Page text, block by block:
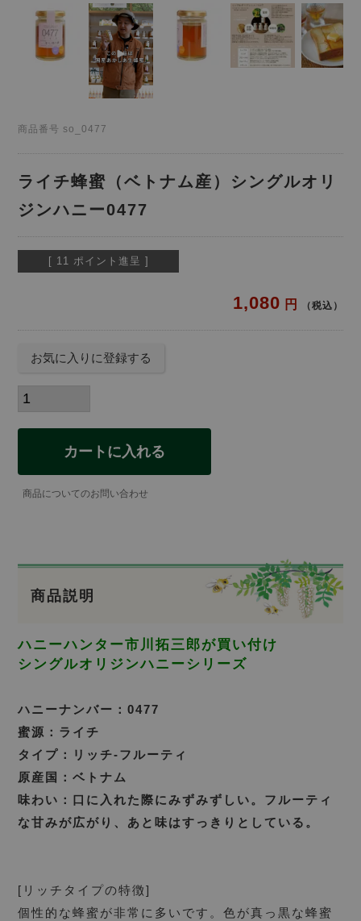
商品番号 so_0477
ライチ蜂蜜（ベトナム産）シングルオリ
ジンハニー0477
[ 11 ポイント進呈 ]
1,080 税込
お気に入りに登録する
カートに入れる
商品についてのお問い合わせ
商品説明
ハニーハンター市川拓三郎が買い付け
シングルオリジンハニーシリーズ
ハニーナンバー：0477
蜜源：ライチ
タイプ：リッチ-フルーティ
原産国：ベトナム
味わい：口に入れた際にみずみずしい。フルーティ
な甘みが広がり、あと味はすっきりとしている。
[リッチタイプの特徴]
個性的な蜂蜜が非常に多いです。色が真っ黒な蜂蜜